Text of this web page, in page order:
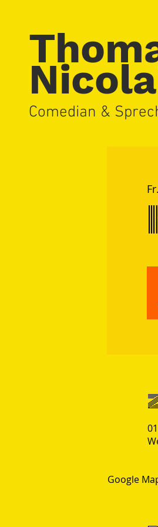
Comedian &
Google